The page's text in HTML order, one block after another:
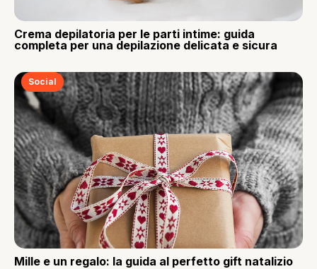
Crema depilatoria per le parti intime: guida
completa per una depilazione delicata e sicura
Social
Mille e un regalo: la guida al perfetto gift natalizio